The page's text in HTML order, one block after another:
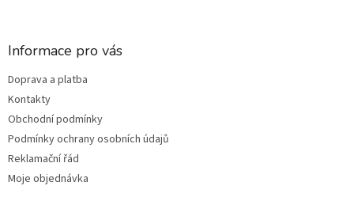
Informace pro vás
Doprava a platba
Kontakty
Obchodní podmínky
Podmínky ochrany osobních údajů
Reklamační řád
Moje objednávka